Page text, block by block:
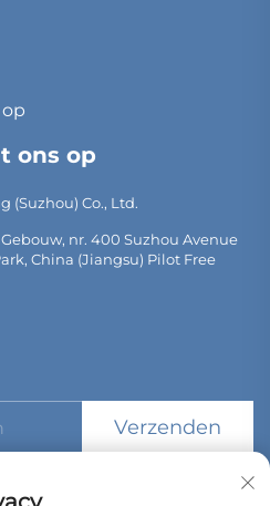
ons op
(Suzhou) Co., Ltd.
nr. 400 Suzhou Avenue
China (Jiangsu) Pilot Free
Verzenden